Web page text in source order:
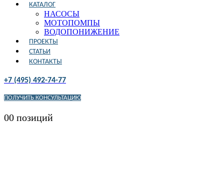
КАТАЛОГ
НАСОСЫ
МОТОПОМПЫ
ВОДОПОНИЖЕНИЕ
ПРОЕКТЫ
СТАТЬИ
КОНТАКТЫ
+7 (495) 492-74-77
ПОЛУЧИТЬ КОНСУЛЬТАЦИЮ
00 позиций